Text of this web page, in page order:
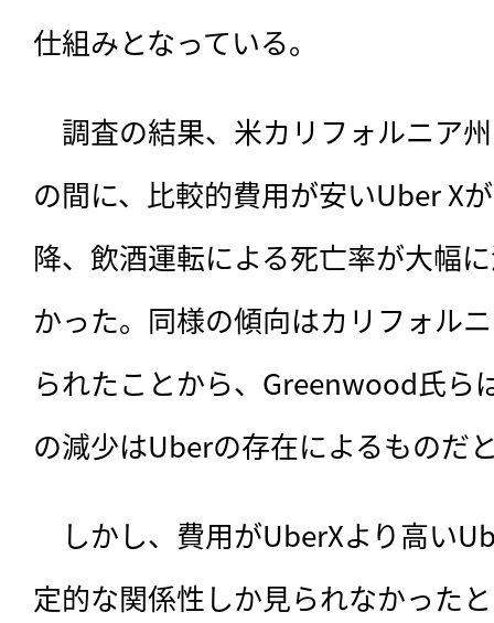
仕組みとなっている。
調査の結果、米カリフォルニア
の間に、比較的費用が安いUber X
降、飲酒運転による死亡率が大幅
かった。同様の傾向はカリフォル
られたことから、Greenwood氏ら
の減少はUberの存在によるものだ
しかし、費用がUberXより高い
定的な関係性しか見られなかった